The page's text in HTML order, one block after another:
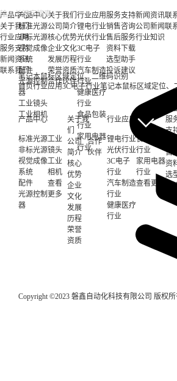
产品中心
标准光源
非标光源
视觉成像
系统
配件
光源控制
器
工业镜头
工业相机
关于我们
公司简介
核心优势
企业文化
发展历程
荣誉资质
合作伙伴
行业应用
锂电行业
光伏行业
3C电子
行业
汽车制造
行业
健康医疗
行业
食品包装
行业
家用电器
行业
服务支持
销售咨询
售后服务
资料下载
选型助手
投诉建议
新闻资讯
公司新闻
行业知识
联
联
产品中心
关于我们
行业应用
服务支持
新闻资讯
联系我们
笔记本鼠标区域定位、二维码识别
首页行业应用3C电子行业笔记本鼠标区域定位、
产品中心
标准光源
非标光源
视觉成像
系统
配件
光源控制
器
工业
镜头
工业
相机
查看
更多
关于我
们
公司
简介
核心
优势
企业
文化
发展
历程
荣誉
资质
合作
伙伴
行业应用
锂电行业
光伏行业
3C电子
行业
汽车制造
行业
健康医疗
行业
食品包装
行业
家用电器
行业
查看更多
服
支
售
资
选
Copyright ©2023 磐鑫自动化科技有限公司 版权